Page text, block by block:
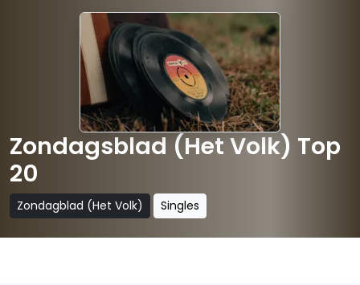
Zondagsblad (Het Volk) Top
20
Zondagblad (Het Volk) Singles